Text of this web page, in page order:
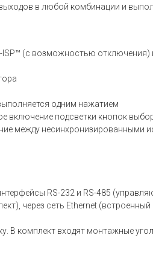
в любой комбинации и
(с возможностью
одним нажатием
включение подсветки кнопок
между несинхронизированными
RS-232 и RS-485
через сеть Ethernet (встроенный
В комплект входят монтажные